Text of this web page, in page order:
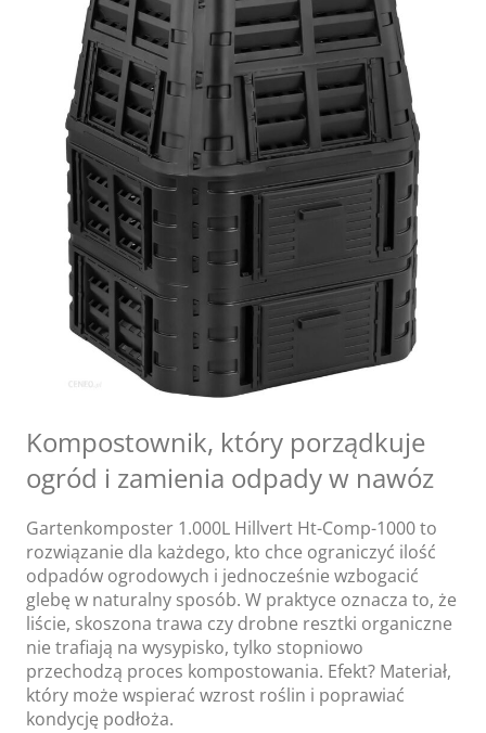
Kompostownik, który porządkuje
ogród i zamienia odpady w nawóz
Gartenkomposter 1.000L Hillvert Ht-Comp-1000 to
rozwiązanie dla każdego, kto chce ograniczyć ilość
odpadów ogrodowych i jednocześnie wzbogacić
glebę w naturalny sposób. W praktyce oznacza to, że
liście, skoszona trawa czy drobne resztki organiczne
nie trafiają na wysypisko, tylko stopniowo
przechodzą proces kompostowania. Efekt? Materiał,
który może wspierać wzrost roślin i poprawiać
kondycję podłoża.